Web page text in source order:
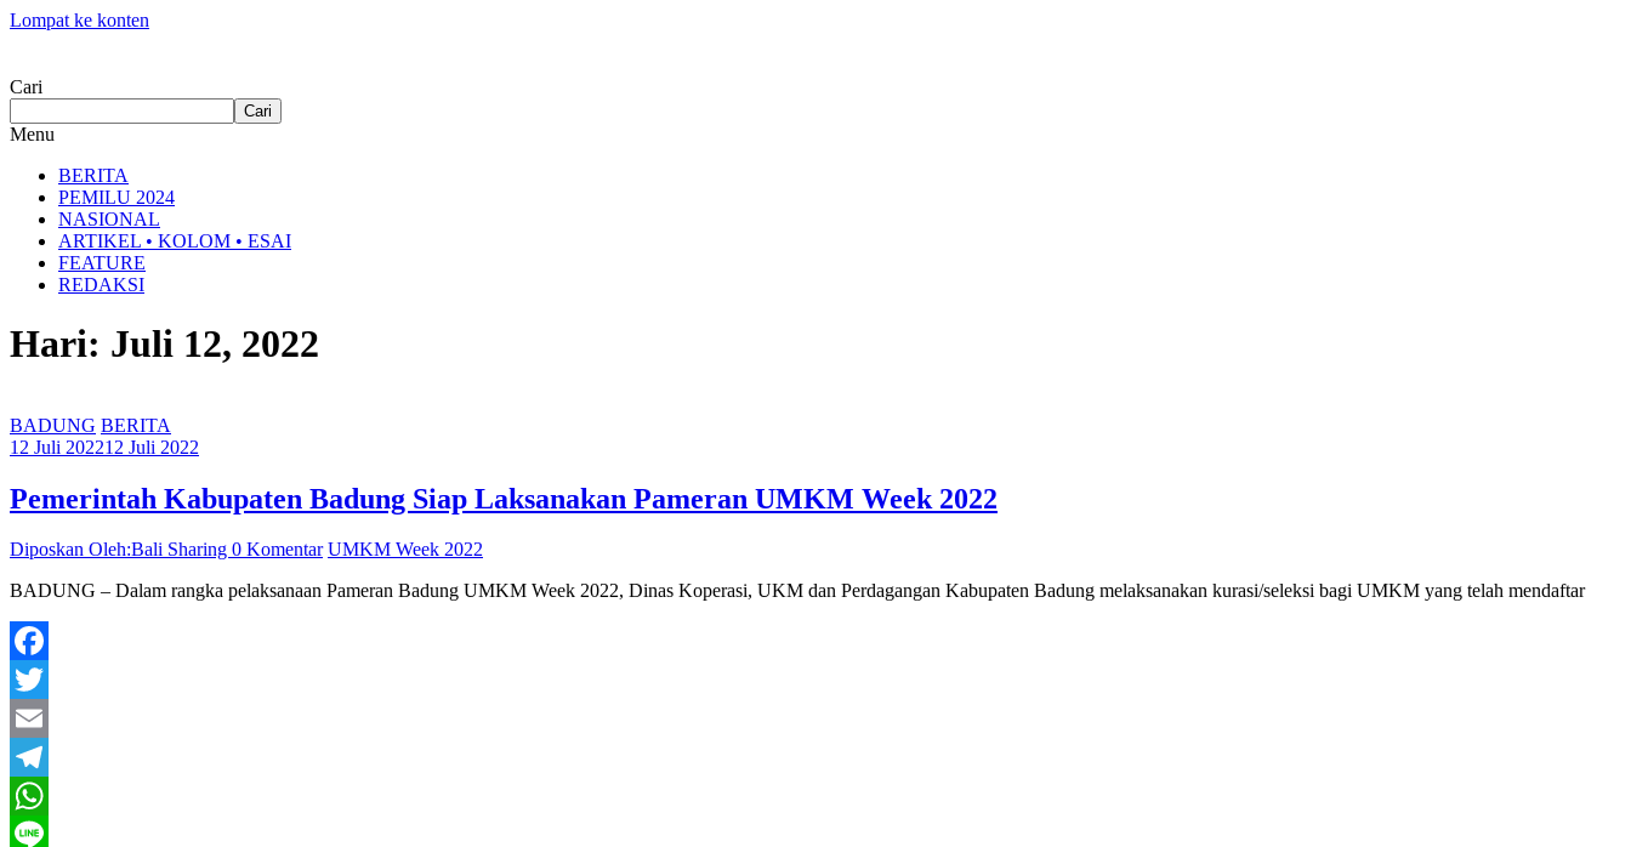
Lompat ke konten
Cari
Cari
Menu
BERITA
PEMILU 2024
NASIONAL
ARTIKEL • KOLOM • ESAI
FEATURE
REDAKSI
Hari: Juli 12, 2022
BADUNG BERITA
12 Juli 202212 Juli 2022
Pemerintah Kabupaten Badung Siap Laksanakan Pameran UMKM Week 2022
Diposkan Oleh:Bali Sharing 0 Komentar UMKM Week 2022
BADUNG – Dalam rangka pelaksanaan Pameran Badung UMKM Week 2022, Dinas Koperasi, UKM dan Perdagangan Kabupaten Badung melaksanakan kurasi/seleksi bagi UMKM yang telah mendaftar
Facebook
Twitter
Email
Telegram
WhatsApp